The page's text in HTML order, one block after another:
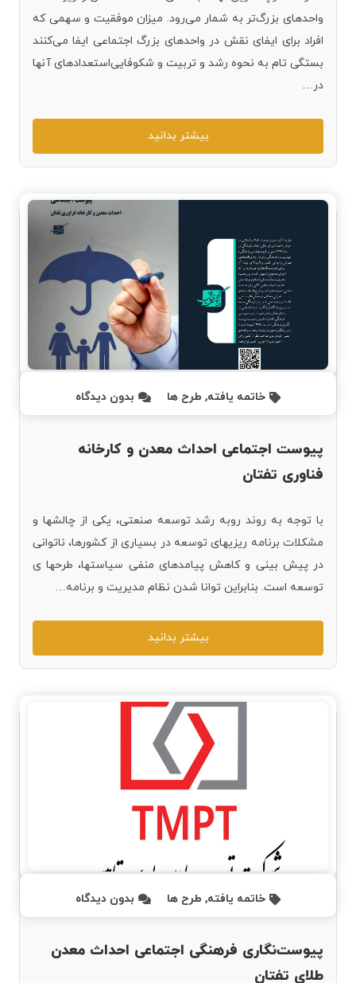
واحدهای بزرگ‌تر به شمار می‌رود. میزان موفقیت و سهمی که
افراد برای ایفای نقش در واحدهای بزرگ اجتماعی ایفا می‌کنند
بستگی تام به نحوه رشد و تربیت و شکوفایی‌استعدادهای آنها
در…
بیشتر بدانید
خاتمه یافته, طرح ها بدون دیدگاه
پیوست اجتماعی احداث معدن و کارخانه
فناوری تفتان
با توجه به روند روبه رشد توسعه صنعتی، یکی از چالشها و
مشکلات برنامه ریزیهای توسعه در بسیاری از کشورها، ناتوانی
در پیش بینی و کاهش پیامدهای منفی سیاستها، طرحها ی
توسعه است. بنابراین توانا شدن نظام مدیریت و برنامه…
بیشتر بدانید
خاتمه یافته, طرح ها بدون دیدگاه
پیوست‌نگاری فرهنگی اجتماعی احداث معدن
طلای تفتان